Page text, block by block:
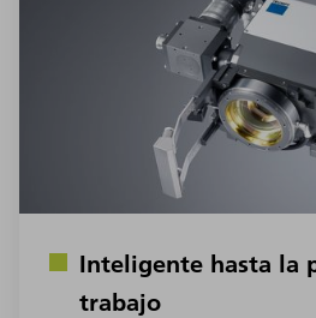
Inteligente hasta la
trabajo